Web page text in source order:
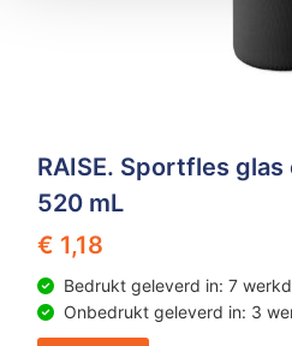
RAISE. Sportfles
520 mL
€ 1,18
Bedrukt geleverd in: 7
Onbedrukt geleverd in: 3